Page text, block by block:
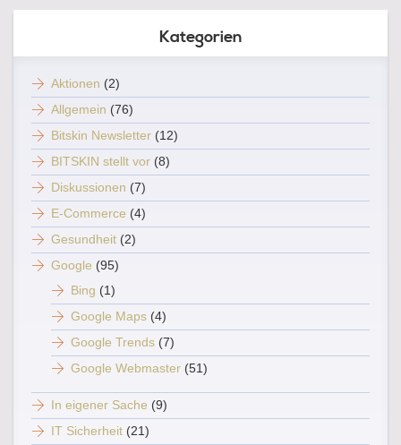
Kategorien
Aktionen (2)
Allgemein (76)
Bitskin Newsletter (12)
BITSKIN stellt vor (8)
Diskussionen (7)
E-Commerce (4)
Gesundheit (2)
Google (95)
Bing (1)
Google Maps (4)
Google Trends (7)
Google Webmaster (51)
In eigener Sache (9)
IT Sicherheit (21)